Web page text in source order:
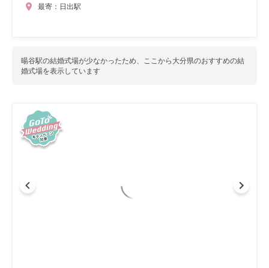
最寄： 日出駅
暘谷駅の結婚式場が少なかったため、ここから大分県のおすすめの結
婚式場を表示しています